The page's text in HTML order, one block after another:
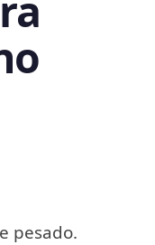
pesado.